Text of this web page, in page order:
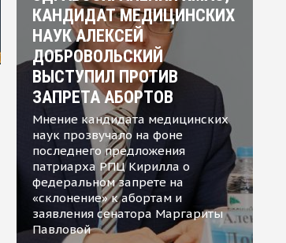
КАНДИДАТ МЕДИЦИНСКИХ
НАУК АЛЕКСЕЙ
ДОБРОВОЛЬСКИЙ
ВЫСТУПИЛ ПРОТИВ
ЗАПРЕТА АБОРТОВ
Мнение кандидата медицинских
наук прозвучало на фоне
последнего предложения
патриарха РПЦ Кирилла о
федеральном запрете на
«склонение» к абортам и
заявления сенатора Маргариты
Павловой